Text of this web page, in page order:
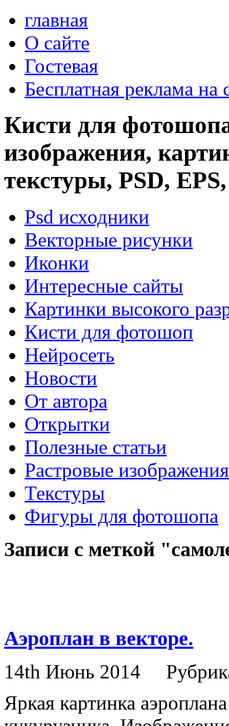
главная
О сайте
Гостевая
Бесплатная реклама на
Кисти для
изображения,
текстуры, PSD,
Psd исходники
Векторные рисунки
Иконки
Интересные сайты
Картинки высокого
Кисти для фотошоп
Нейросеть
Новости
От автора
Открытки
Полезные статьи
Растровые изображения
Текстуры
Фигуры для фотошопа
Записи с меткой
Аэроплан в векторе.
14th Июнь 2014
Яркая картинка